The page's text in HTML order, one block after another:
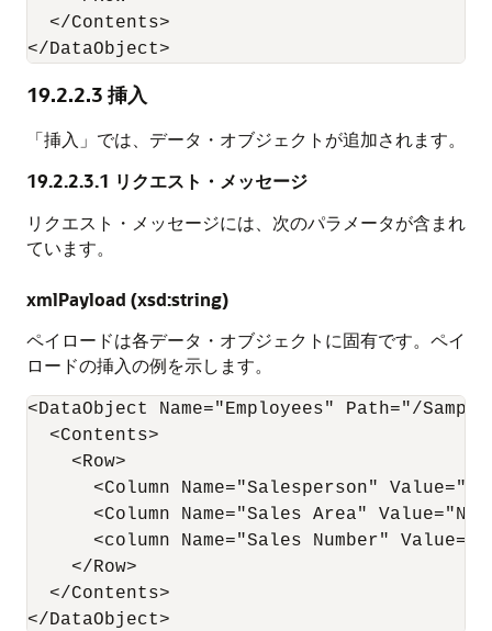
</Contents>
</DataObject>
19.2.2.3 挿入
「挿入」では、データ・オブジェクトが追加されます。
19.2.2.3.1 リクエスト・メッセージ
リクエスト・メッセージには、次のパラメータが含まれ
ています。
xmlPayload (xsd:string)
ペイロードは各データ・オブジェクトに固有です。ペイ
ロードの挿入の例を示します。
<DataObject Name="Employees" Path="/
<Contents>
<Row>
<Column Name="Salesperson"
<Column Name="Sales Area"
<column Name="Sales Number"
</Row>
</Contents>
</DataObject>